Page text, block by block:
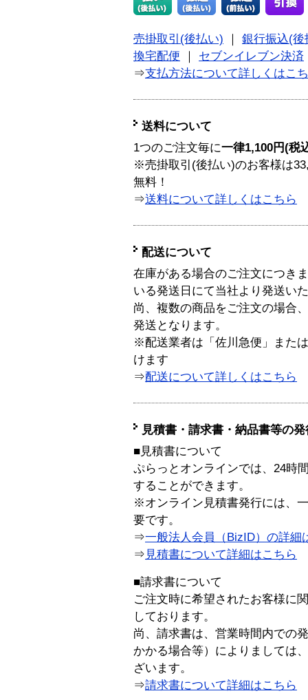
売掛取引(後払い)
銀行振込(後
換宅配便
セブンイレブン決済
⇒支払方法について詳しくはこ
送料について
1つのご注文毎に一律1,100円(税
※売掛取引(後払い)のお客様は
無料！
⇒送料について詳しくはこちら
配送について
在庫がある場合のご注文につき
いる発送日にて当社より発送い
尚、複数の商品をご注文の場合
発送となります。
※配送業者は「佐川急便」また
けます
⇒配送について詳しくはこちら
見積書・請求書・納品書等の
■見積書について
ぷらっとオンラインでは、24時
することができます。
※オンライン見積書発行には、
要です。
⇒一般法人会員（BizID）の詳細
⇒ 見積書について詳細はこちら
■請求書について
ご注文時に希望されたお客様に
しております。
尚、請求書は、営業時間内での
かかる場合等）によりましては
ざいます。
⇒請求書について詳細はこちら